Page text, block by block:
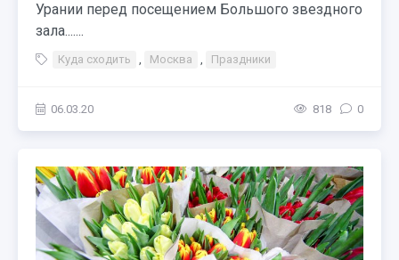
Урании перед посещением Большого звездного
зала.......
Куда сходить , Москва , Праздники
06.03.20 818 0